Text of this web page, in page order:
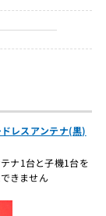
レスアンテナ(黒)
ナ1台と子機1台を
きません